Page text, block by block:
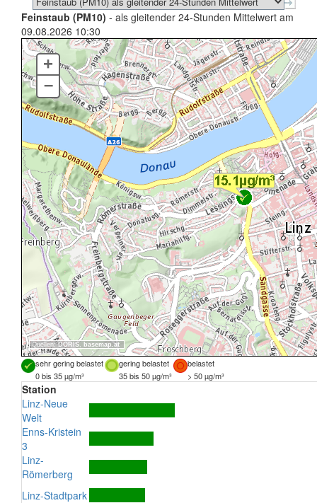
Feinstaub (PM10) - als gleitender 24-Stunden Mittelwert am
09.08.2026 10:30
Quellen:DORIS, basemap.at
+
–
sehr gering belastet gering belastet
belastet
0 bis 35 µg/m³
35 bis 50 µg/m³ > 50 µg/m³
Station
Linz-Neue
Welt
Enns-Kristein
3
Linz-
Römerberg
Linz-Stadtpark